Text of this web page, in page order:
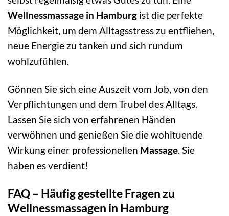
Wellnessmassage in Hamburg ist die perfekte
Möglichkeit, um dem Alltagsstress zu entfliehen,
neue Energie zu tanken und sich rundum
wohlzufühlen.
Gönnen Sie sich eine Auszeit vom Job, von den
Verpflichtungen und dem Trubel des Alltags.
Lassen Sie sich von erfahrenen Händen
verwöhnen und genießen Sie die wohltuende
Wirkung einer professionellen Massage. Sie
haben es verdient!
FAQ – Häufig gestellte Fragen zu
Wellnessmassagen in Hamburg